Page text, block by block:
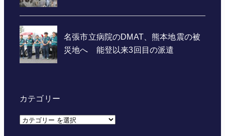
カテゴリー
カ